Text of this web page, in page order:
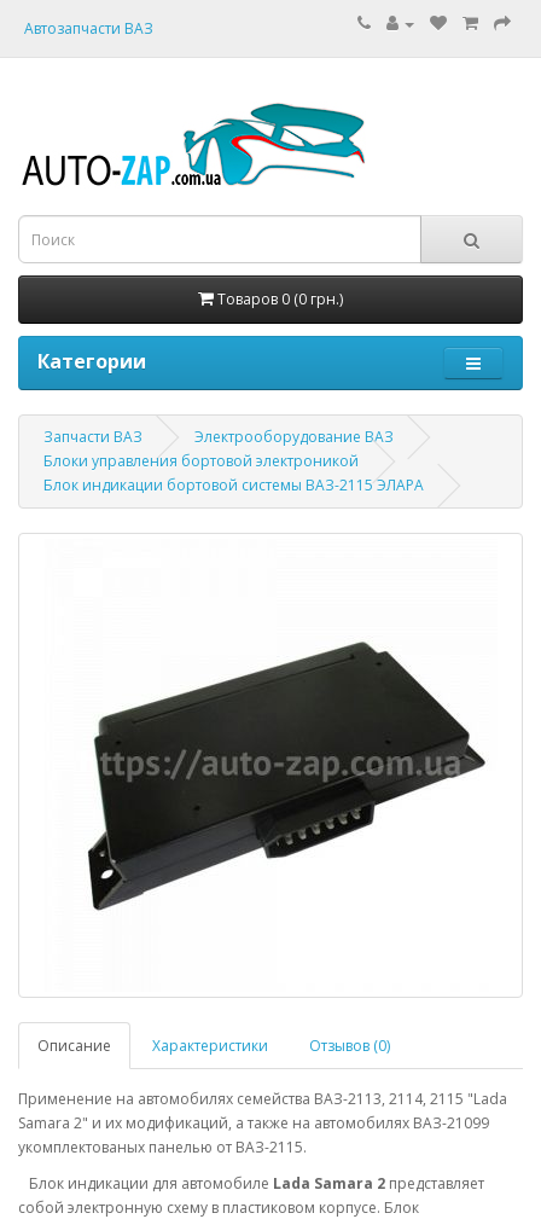
Автозапчасти ВАЗ
Товаров 0 (0 грн.)
Категории
Запчасти ВАЗ
Электрооборудование ВАЗ
Блоки управления бортовой электроникой
Блок индикации бортовой системы ВАЗ-2115 ЭЛАРА
Описание Характеристики Отзывов (0)
Применение на автомобилях семейства ВАЗ-2113, 2114, 2115 "Lada
Samara 2" и их модификаций, а также на автомобилях ВАЗ-21099
укомплектованых панелью от ВАЗ-2115.
Блок индикации для автомобиле Lada Samara 2 представляет
собой электронную схему в пластиковом корпусе. Блок